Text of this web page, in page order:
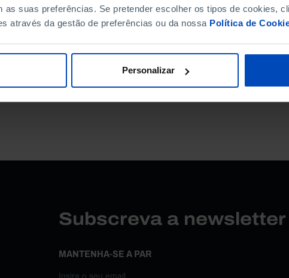
as suas preferências. Se pretender escolher os tipos de cookies,
através da gestão de preferências ou da nossa Política de
Personalizar
DATA DE FIM
Subscreva a
MANTENHA-SE A PAR